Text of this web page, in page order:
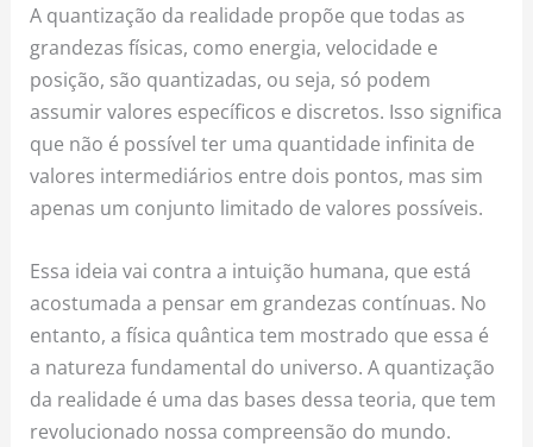
A quantização da realidade propõe que todas as
grandezas físicas, como energia, velocidade e
posição, são quantizadas, ou seja, só podem
assumir valores específicos e discretos. Isso significa
que não é possível ter uma quantidade infinita de
valores intermediários entre dois pontos, mas sim
apenas um conjunto limitado de valores possíveis.
Essa ideia vai contra a intuição humana, que está
acostumada a pensar em grandezas contínuas. No
entanto, a física quântica tem mostrado que essa é
a natureza fundamental do universo. A quantização
da realidade é uma das bases dessa teoria, que tem
revolucionado nossa compreensão do mundo.